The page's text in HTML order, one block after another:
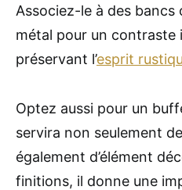
Associez-le à des bancs
métal pour un contraste
préservant l’esprit
Optez aussi pour un
servira non seulement
également d’élément
finitions, il donne une